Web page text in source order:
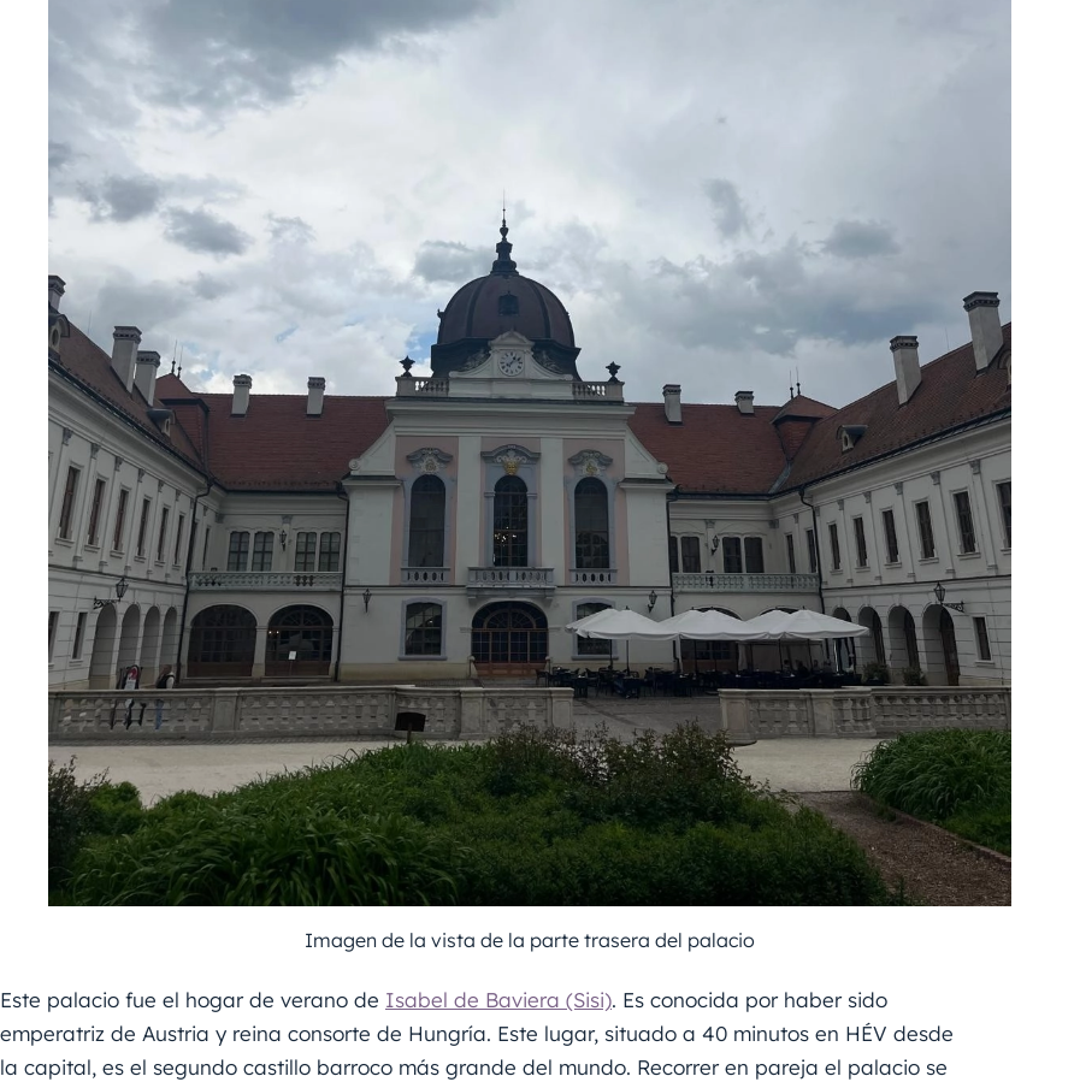
Imagen de la vista de la parte trasera del palacio
Este palacio fue el hogar de verano de Isabel de Baviera (Sisi). Es conocida por haber sido
emperatriz de Austria y reina consorte de Hungría. Este lugar, situado a 40 minutos en HÉV desde
la capital, es el segundo castillo barroco más grande del mundo. Recorrer en pareja el palacio se